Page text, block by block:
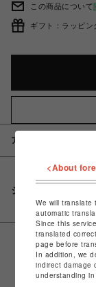
この商品について
ギフト：ラッピン
アイテム説明 / 素材
シェアする
<About
We will
automatic
Since this
translated
page before
In addition, we
indirect damage
understanding in